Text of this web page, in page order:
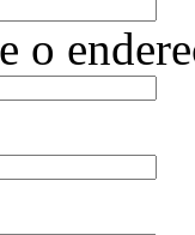
o